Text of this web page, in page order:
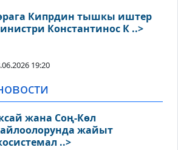
Кипрдин тышкы иштер
Константинос К ..>
19:20
жана Соң-Көл
жайыт
..>